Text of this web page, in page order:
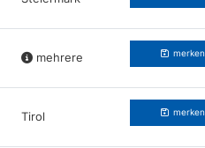
mehrere merken
Tirol merken